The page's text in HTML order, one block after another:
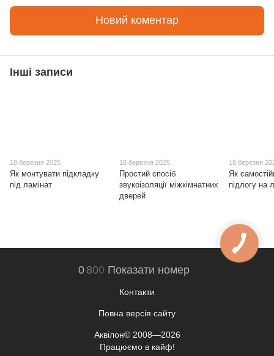
Новий коментар
Інші записи
18 березня 2025
Як монтувати підкладку
під ламінат
18 березня 2025
Простий спосіб
звукоізоляції міжкімнатних
дверей
18 березня
Як
підлогу на
0 800 Показати номер
Контакти
Повна версія сайту
Аквілон© 2008—2026
Працюємо в кайф!